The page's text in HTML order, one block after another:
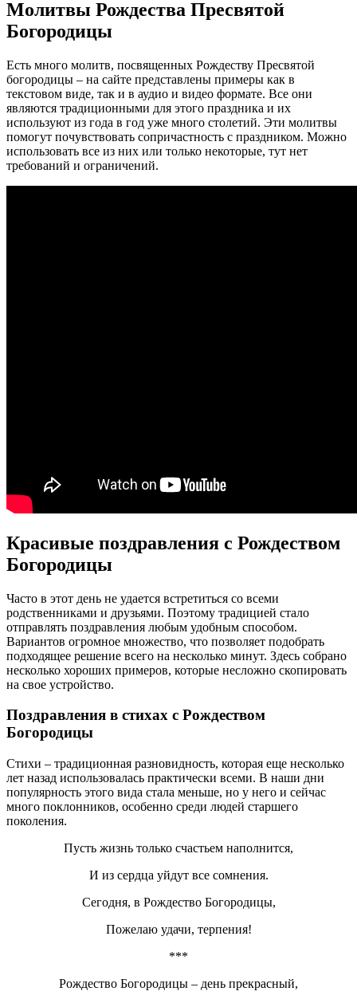
Молитвы Рождества Пресвятой
Богородицы
Есть много молитв, посвященных Рождеству Пресвятой
богородицы – на сайте представлены примеры как в
текстовом виде, так и в аудио и видео формате. Все они
являются традиционными для этого праздника и их
используют из года в год уже много столетий. Эти молитвы
помогут почувствовать сопричастность с праздником. Можно
использовать все из них или только некоторые, тут нет
требований и ограничений.
Красивые поздравления с Рождеством
Богородицы
Часто в этот день не удается встретиться со всеми
родственниками и друзьями. Поэтому традицией стало
отправлять поздравления любым удобным способом.
Вариантов огромное множество, что позволяет подобрать
подходящее решение всего на несколько минут. Здесь собрано
несколько хороших примеров, которые несложно скопировать
на свое устройство.
Поздравления в стихах с Рождеством
Богородицы
Стихи – традиционная разновидность, которая еще несколько
лет назад использовалась практически всеми. В наши дни
популярность этого вида стала меньше, но у него и сейчас
много поклонников, особенно среди людей старшего
поколения.
Пусть жизнь только счастьем наполнится,
И из сердца уйдут все сомнения.
Сегодня, в Рождество Богородицы,
Пожелаю удачи, терпения!
***
Рождество Богородицы – день прекрасный,